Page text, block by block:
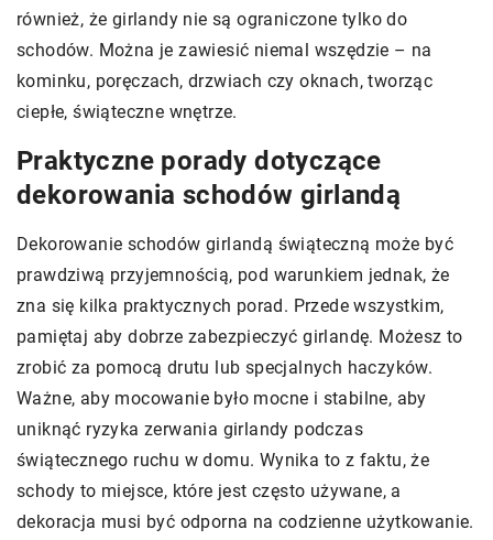
również, że girlandy nie są ograniczone tylko do
schodów. Można je zawiesić niemal wszędzie – na
kominku, poręczach, drzwiach czy oknach, tworząc
ciepłe, świąteczne wnętrze.
Praktyczne porady dotyczące
dekorowania schodów girlandą
Dekorowanie schodów girlandą świąteczną może być
prawdziwą przyjemnością, pod warunkiem jednak, że
zna się kilka praktycznych porad. Przede wszystkim,
pamiętaj aby dobrze zabezpieczyć girlandę. Możesz to
zrobić za pomocą drutu lub specjalnych haczyków.
Ważne, aby mocowanie było mocne i stabilne, aby
uniknąć ryzyka zerwania girlandy podczas
świątecznego ruchu w domu. Wynika to z faktu, że
schody to miejsce, które jest często używane, a
dekoracja musi być odporna na codzienne użytkowanie.